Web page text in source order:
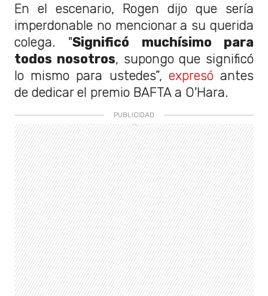
En el escenario, Rogen dijo que sería
imperdonable no mencionar a su querida
colega. "Significó muchísimo para
todos nosotros, supongo que significó
lo mismo para ustedes”, expresóantes
de dedicar el premio BAFTA a O'Hara.